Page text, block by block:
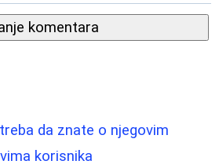
komentara
da znate o njegovim
korisnika